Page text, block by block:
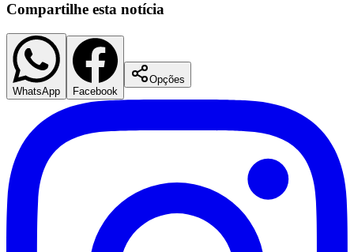
Compartilhe esta notícia
WhatsApp Facebook
Opções